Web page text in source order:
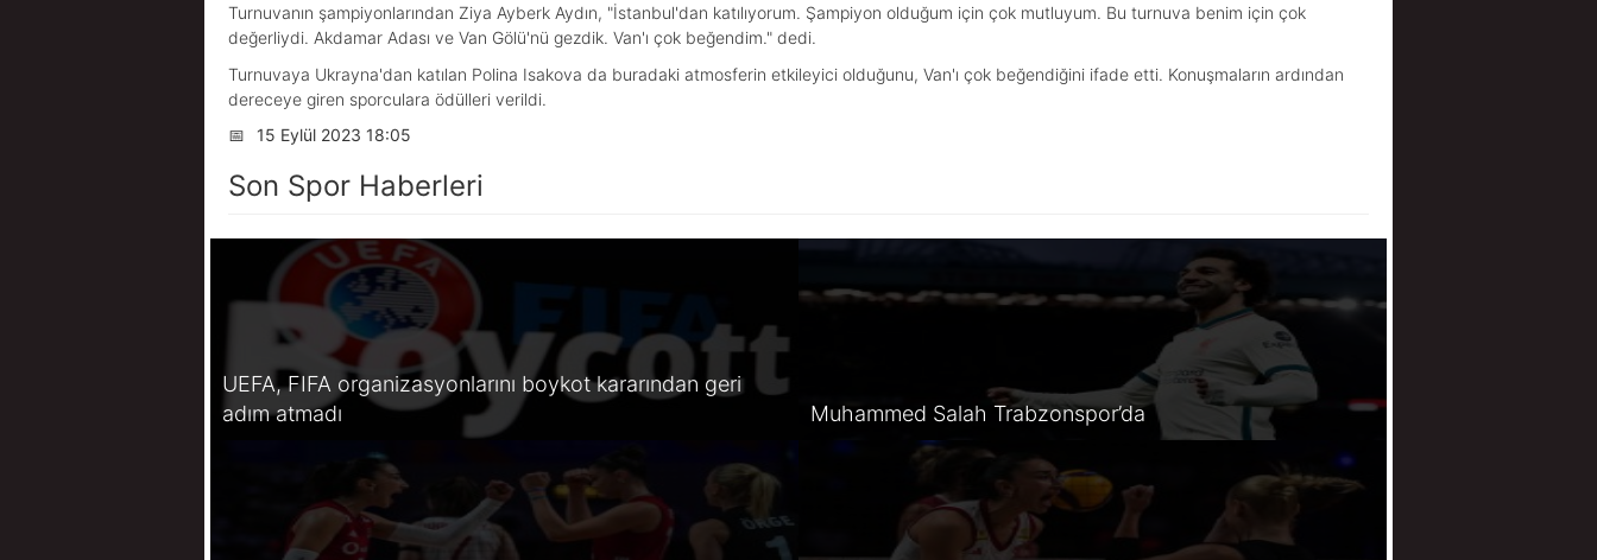
Turnuvanın şampiyonlarından Ziya Ayberk Aydın, "İstanbul'dan katılıyorum. Şampiyon olduğum için çok mutluyum. Bu turnuva benim için çok
değerliydi. Akdamar Adası ve Van Gölü'nü gezdik. Van'ı çok beğendim." dedi.
Turnuvaya Ukrayna'dan katılan Polina Isakova da buradaki atmosferin etkileyici olduğunu, Van'ı çok beğendiğini ifade etti. Konuşmaların ardından
dereceye giren sporculara ödülleri verildi.
📅
15 Eylül 2023 18:05
Son Spor Haberleri
UEFA, FIFA organizasyonlarını boykot kararından geri
adım atmadı
Muhammed Salah Trabzonspor’da